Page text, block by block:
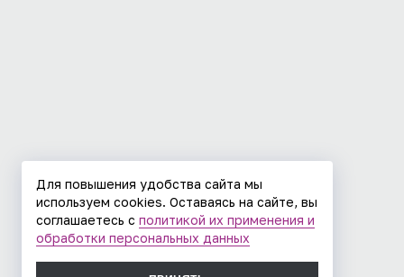
Для повышения удобства сайта мы
используем cookies. Оставаясь на сайте, вы
соглашаетесь с политикой их применения и
обработки персональных данных